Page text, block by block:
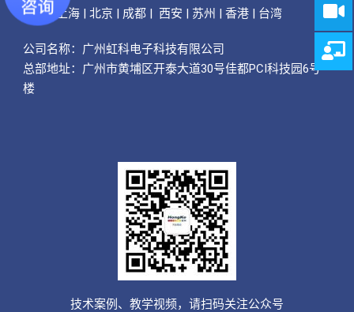
广州 | 上海 | 北京 | 成都 | 西安 | 苏州 | 香港 | 台湾
公司名称： 广州虹科电子科技有限公司
总部地址：广州市黄埔区开泰大道30号佳都PCI科技园6号
楼
技术案例、教学视频，请扫码关注公众号